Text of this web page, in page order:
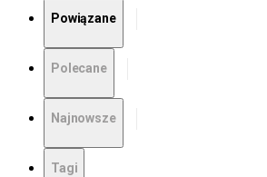
Powiązane
Polecane
Najnowsze
Tagi